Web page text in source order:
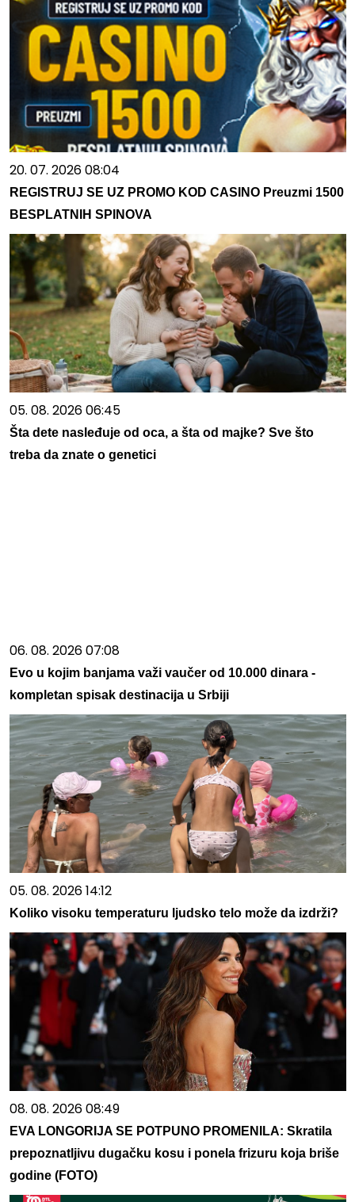
20. 07. 2026 08:04
REGISTRUJ SE UZ PROMO KOD CASINO Preuzmi 1500
BESPLATNIH SPINOVA
05. 08. 2026 06:45
Šta dete nasleđuje od oca, a šta od majke? Sve što
treba da znate o genetici
06. 08. 2026 07:08
Evo u kojim banjama važi vaučer od 10.000 dinara -
kompletan spisak destinacija u Srbiji
05. 08. 2026 14:12
Koliko visoku temperaturu ljudsko telo može da izdrži?
08. 08. 2026 08:49
EVA LONGORIJA SE POTPUNO PROMENILA: Skratila
prepoznatljivu dugačku kosu i ponela frizuru koja briše
godine (FOTO)